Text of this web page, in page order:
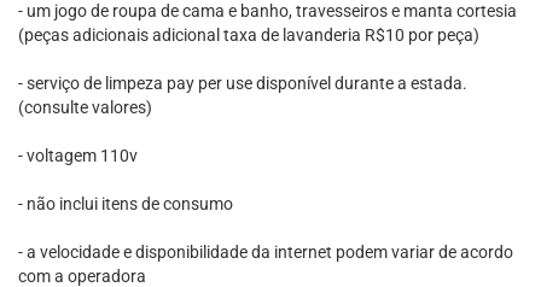
- um jogo de roupa de cama e banho, travesseiros e manta cortesia
(peças adicionais adicional taxa de lavanderia R$10 por peça)
- serviço de limpeza pay per use disponível durante a estada.
(consulte valores)
- voltagem 110v
- não inclui itens de consumo
- a velocidade e disponibilidade da internet podem variar de acordo
com a operadora